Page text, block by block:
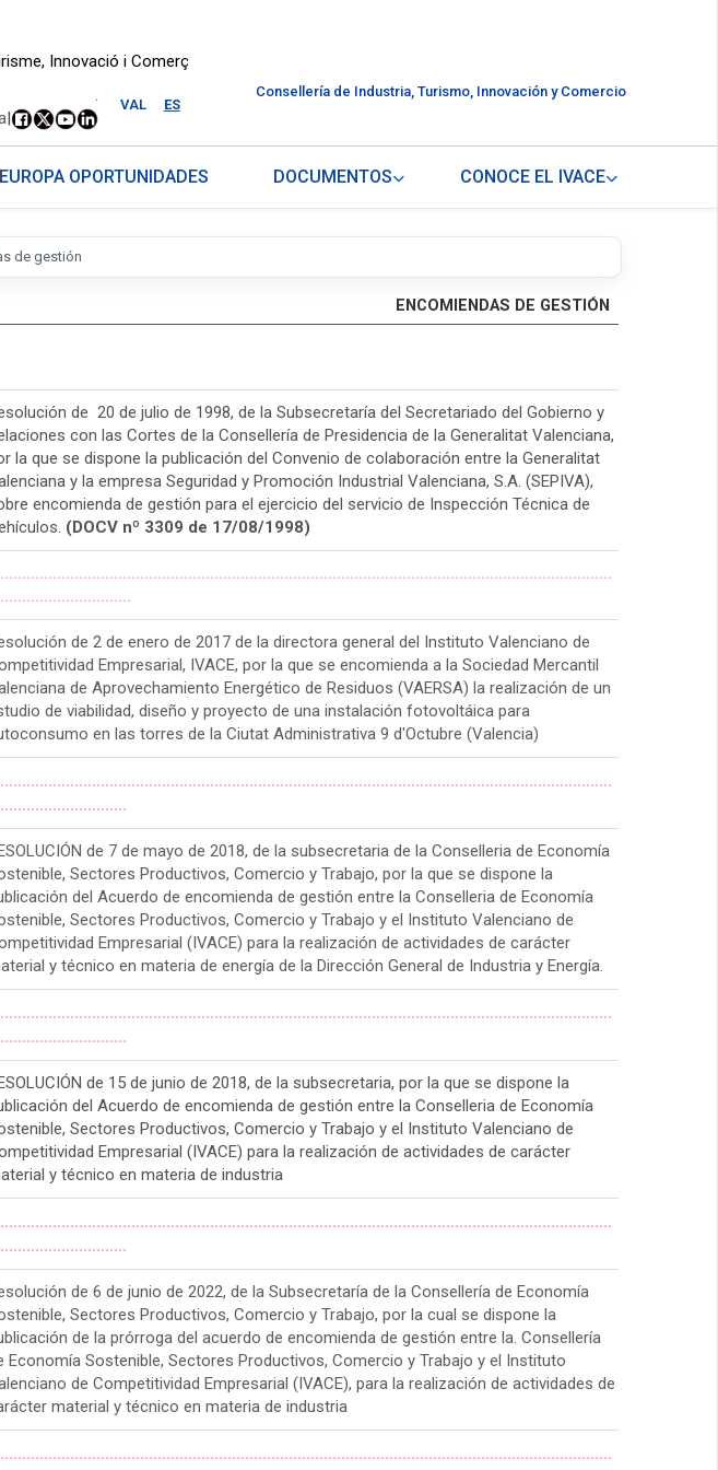
Innovació i Comerç
VAL ES
.
|
Consellería de Industria, Turismo, Innovación y Comercio
EUROPA OPORTUNIDADES DOCUMENTOS CONOCE EL IVACE
de gestión
ENCOMIENDAS DE GESTIÓN
de 20 de julio de 1998, de la Subsecretaría del Secretariado del Gobierno y
con las Cortes de la Consellería de Presidencia de la Generalitat Valenciana,
la que se dispone la publicación del Convenio de colaboración entre la Generalitat
y la empresa Seguridad y Promoción Industrial Valenciana, S.A. (SEPIVA),
encomienda de gestión para el ejercicio del servicio de Inspección Técnica de
(DOCV nº 3309 de 17/08/1998)
de 2 de enero de 2017 de la directora general del Instituto Valenciano de
Empresarial, IVACE, por la que se encomienda a la Sociedad Mercantil
de Aprovechamiento Energético de Residuos (VAERSA) la realización de un
de viabilidad, diseño y proyecto de una instalación fotovoltáica para
en las torres de la Ciutat Administrativa 9 d'Octubre (Valencia)
de 7 de mayo de 2018, de la subsecretaria de la Conselleria de Economía
Sectores Productivos, Comercio y Trabajo, por la que se dispone la
del Acuerdo de encomienda de gestión entre la Conselleria de Economía
Sectores Productivos, Comercio y Trabajo y el Instituto Valenciano de
Empresarial (IVACE) para la realización de actividades de carácter
y técnico en materia de energía de la Dirección General de Industria y Energía.
de 15 de junio de 2018, de la subsecretaria, por la que se dispone la
del Acuerdo de encomienda de gestión entre la Conselleria de Economía
Sectores Productivos, Comercio y Trabajo y el Instituto Valenciano de
Empresarial (IVACE) para la realización de actividades de carácter
y técnico en materia de industria
de 6 de junio de 2022, de la Subsecretaría de la Consellería de Economía
Sectores Productivos, Comercio y Trabajo, por la cual se dispone la
de la prórroga del acuerdo de encomienda de gestión entre la. Consellería
Economía Sostenible, Sectores Productivos, Comercio y Trabajo y el Instituto
de Competitividad Empresarial (IVACE), para la realización de actividades de
material y técnico en materia de industria